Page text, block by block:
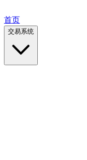
首页
交易系统